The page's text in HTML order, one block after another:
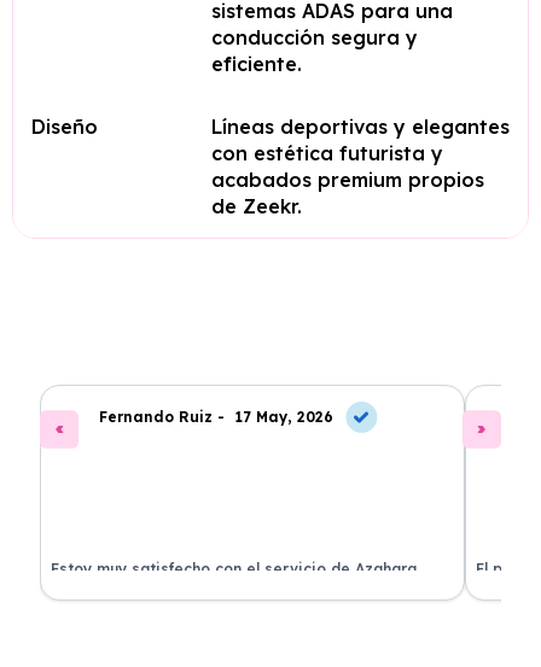
sistemas ADAS para una
conducción segura y
eficiente.
Diseño
Líneas deportivas y elegantes
con estética futurista y
acabados premium propios
de Zeekr.
Fernando Ruiz - 17 May, 2026
Estoy muy satisfecho con el servicio de Azahara
Renting. El coche está en perfectas condiciones y el
El
llegó